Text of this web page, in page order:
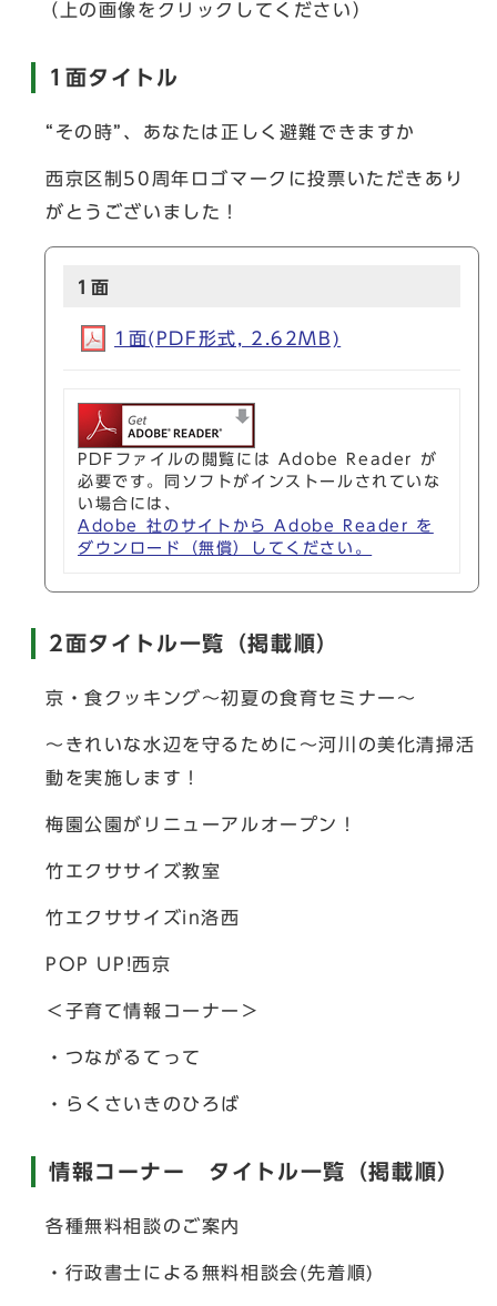
（上の画像をクリックしてください）
1面タイトル
“その時”、あなたは正しく避難できますか
西京区制50周年ロゴマークに投票いただきあり
がとうございました！
1面
1面(PDF形式, 2.62MB)
PDFファイルの閲覧には Adobe Reader が
必要です。同ソフトがインストールされていな
い場合には、
Adobe 社のサイトから Adobe Reader を
ダウンロード（無償）してください。
2面タイトル一覧（掲載順）
京・食クッキング～初夏の食育セミナー～
～きれいな水辺を守るために～河川の美化清掃活
動を実施します！
梅園公園がリニューアルオープン！
竹エクササイズ教室
竹エクササイズin洛西
POP UP!西京
＜子育て情報コーナー＞
・つながるてって
・らくさいきのひろば
情報コーナー タイトル一覧（掲載順）
各種無料相談のご案内
・行政書士による無料相談会(先着順)